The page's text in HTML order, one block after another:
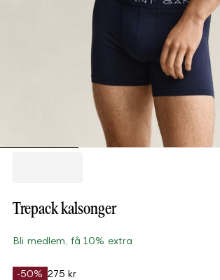
Trepack kalsonger
Bli medlem, få 10% extra
-50% 275 kr